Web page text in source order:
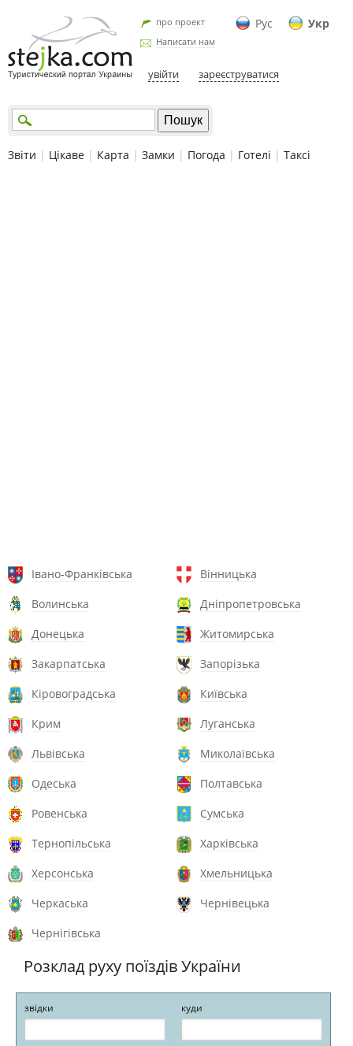
Рус Укр
про проект
Написати нам
увійти зареєструватися
Звіти | Цікаве | Карта | Замки | Погода | Готелі | Таксі
Івано-Франківська
Вінницька
Волинська
Дніпропетровська
Донецька
Житомирська
Закарпатська
Запорізька
Кіровоградська
Київська
Крим
Луганська
Львівська
Миколаївська
Одеська
Полтавська
Ровенська
Сумська
Тернопільська
Харківська
Херсонська
Хмельницька
Черкаська
Чернівецька
Чернігівська
Розклад руху поїздів України
звідки куди